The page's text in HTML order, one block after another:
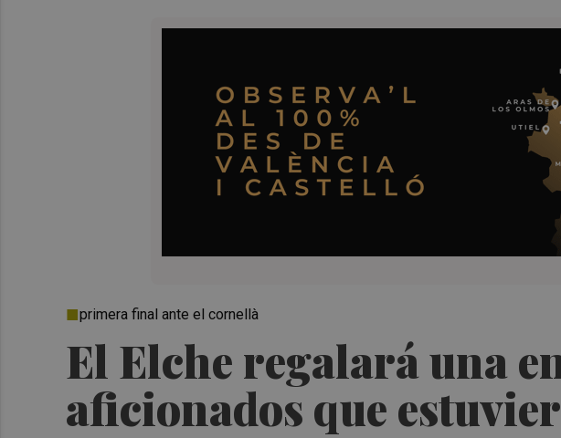
El Elche regalará una
aficionados que
primera final ante el cornellà